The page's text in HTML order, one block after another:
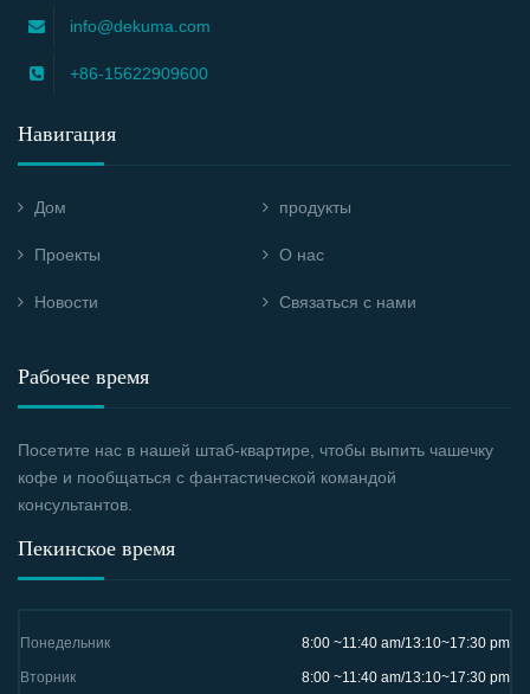
info@dekuma.com
+86-15622909600
Навигация
Дом продукты
Проекты О нас
Новости Связаться с нами
Рабочее время
Посетите нас в нашей штаб-квартире, чтобы выпить чашечку
кофе и пообщаться с фантастической командой
консультантов.
Пекинское время
Понедельник 8:00 ~11:40 am/13:10~17:30 pm
Вторник 8:00 ~11:40 am/13:10~17:30 pm